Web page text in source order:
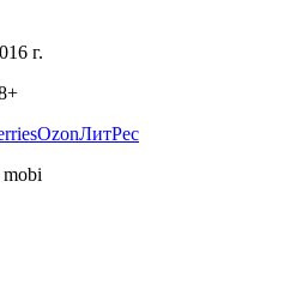
г.
+
OzonЛитРес